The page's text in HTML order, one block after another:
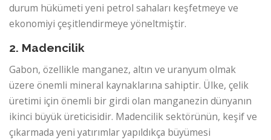
durum hükümeti yeni petrol sahaları keşfetmeye ve
ekonomiyi çeşitlendirmeye yöneltmiştir.
2. Madencilik
Gabon, özellikle manganez, altın ve uranyum olmak
üzere önemli mineral kaynaklarına sahiptir. Ülke, çelik
üretimi için önemli bir girdi olan manganezin dünyanın
ikinci büyük üreticisidir. Madencilik sektörünün, keşif ve
çıkarmada yeni yatırımlar yapıldıkça büyümesi